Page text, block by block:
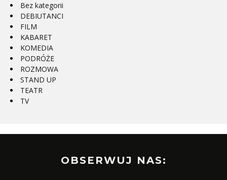
Bez kategorii
DEBIUTANCI
FILM
KABARET
KOMEDIA
PODRÓŻE
ROZMOWA
STAND UP
TEATR
TV
OBSERWUJ NAS: